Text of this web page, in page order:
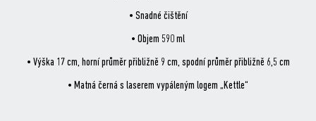
• Snadné čištění
• Objem 590 ml
• Výška 17 cm, horní průměr přibližně 9 cm, spodní průměr přibližně 6,5 cm
• Matná černá s laserem vypáleným logem „Kettle“